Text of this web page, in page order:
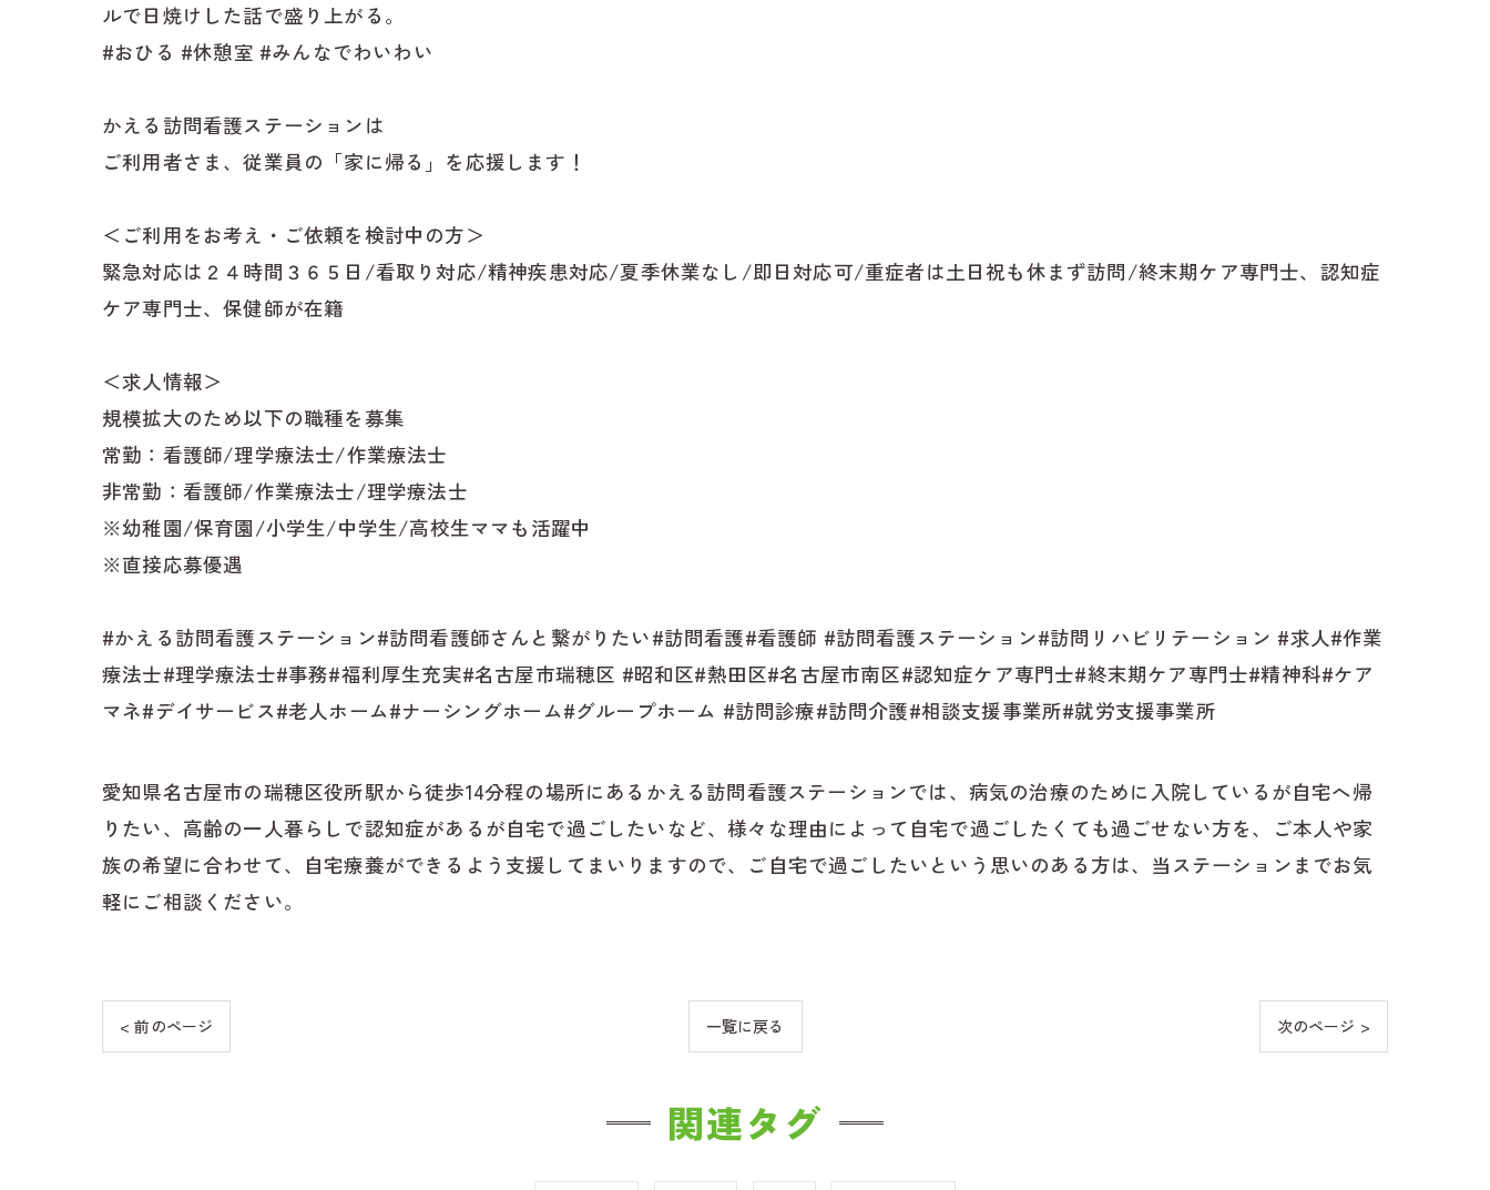
ルで日焼けした話で盛り上がる。
#おひる #休憩室 #みんなでわいわい
かえる訪問看護ステーションは
ご利用者さま、従業員の「家に帰る」を応援します！
＜ご利用をお考え・ご依頼を検討中の方＞
緊急対応は２４時間３６５日/看取り対応/精神疾患対応/夏季休業なし/即日対応可/重症者は土日祝も休まず訪問/終末期ケア専門士、認知症
ケア専門士、保健師が在籍
＜求人情報＞
規模拡大のため以下の職種を募集
常勤：看護師/理学療法士/作業療法士
非常勤：看護師/作業療法士/理学療法士
※幼稚園/保育園/小学生/中学生/高校生ママも活躍中
※直接応募優遇
#かえる訪問看護ステーション#訪問看護師さんと繋がりたい#訪問看護#看護師 #訪問看護ステーション#訪問リハビリテーション #求人#作業
療法士#理学療法士#事務#福利厚生充実#名古屋市瑞穂区 #昭和区#熱田区#名古屋市南区#認知症ケア専門士#終末期ケア専門士#精神科#ケア
マネ#デイサービス#老人ホーム#ナーシングホーム#グループホーム #訪問診療#訪問介護#相談支援事業所#就労支援事業所
愛知県名古屋市の瑞穂区役所駅から徒歩14分程の場所にあるかえる訪問看護ステーションでは、病気の治療のために入院しているが自宅へ帰
りたい、高齢の一人暮らしで認知症があるが自宅で過ごしたいなど、様々な理由によって自宅で過ごしたくても過ごせない方を、ご本人や家
族の希望に合わせて、自宅療養ができるよう支援してまいりますので、ご自宅で過ごしたいという思いのある方は、当ステーションまでお気
軽にご相談ください。
< 前のページ 一覧に戻る 次のページ >
関連タグ